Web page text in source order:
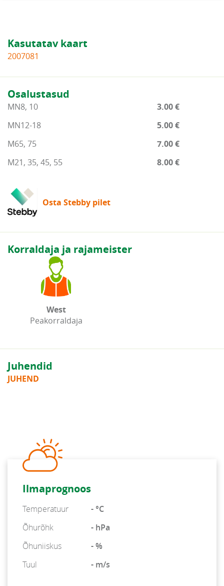
Kasutatav kaart
2007081
Osalustasud
MN8, 10
3.00 €
MN12-18
5.00 €
M65, 75
7.00 €
M21, 35, 45, 55
8.00 €
Osta Stebby pilet
Korraldaja ja rajameister
West
Peakorraldaja
Juhendid
JUHEND
Ilmaprognoos
Temperatuur
- °C
Õhurõhk
- hPa
Õhuniiskus
- %
Tuul
- m/s